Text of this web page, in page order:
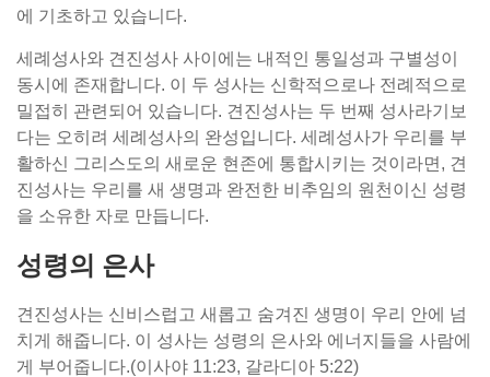
에 기초하고 있습니다.
세례성사와 견진성사 사이에는 내적인 통일성과 구별성이
동시에 존재합니다. 이 두 성사는 신학적으로나 전례적으로
밀접히 관련되어 있습니다. 견진성사는 두 번째 성사라기보
다는 오히려 세례성사의 완성입니다. 세례성사가 우리를 부
활하신 그리스도의 새로운 현존에 통합시키는 것이라면, 견
진성사는 우리를 새 생명과 완전한 비추임의 원천이신 성령
을 소유한 자로 만듭니다.
성령의 은사
견진성사는 신비스럽고 새롭고 숨겨진 생명이 우리 안에 넘
치게 해줍니다. 이 성사는 성령의 은사와 에너지들을 사람에
게 부어줍니다.(이사야 11:23, 갈라디아 5:22)